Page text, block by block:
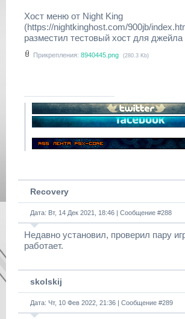
Хост меню от Night King
(https://nightkinghost.com/900jb/
разместил тестовый хост для джейла
Прикрепления: 8940445.png (280.3 Kb)
Recovery
Дата: Вт, 14 Дек 2021, 18:46 | Сообщение #288
Недавно установил, проверил пару
работает.
skolskij
Дата: Чт, 10 Фев 2022, 21:36 | Сообщение #289